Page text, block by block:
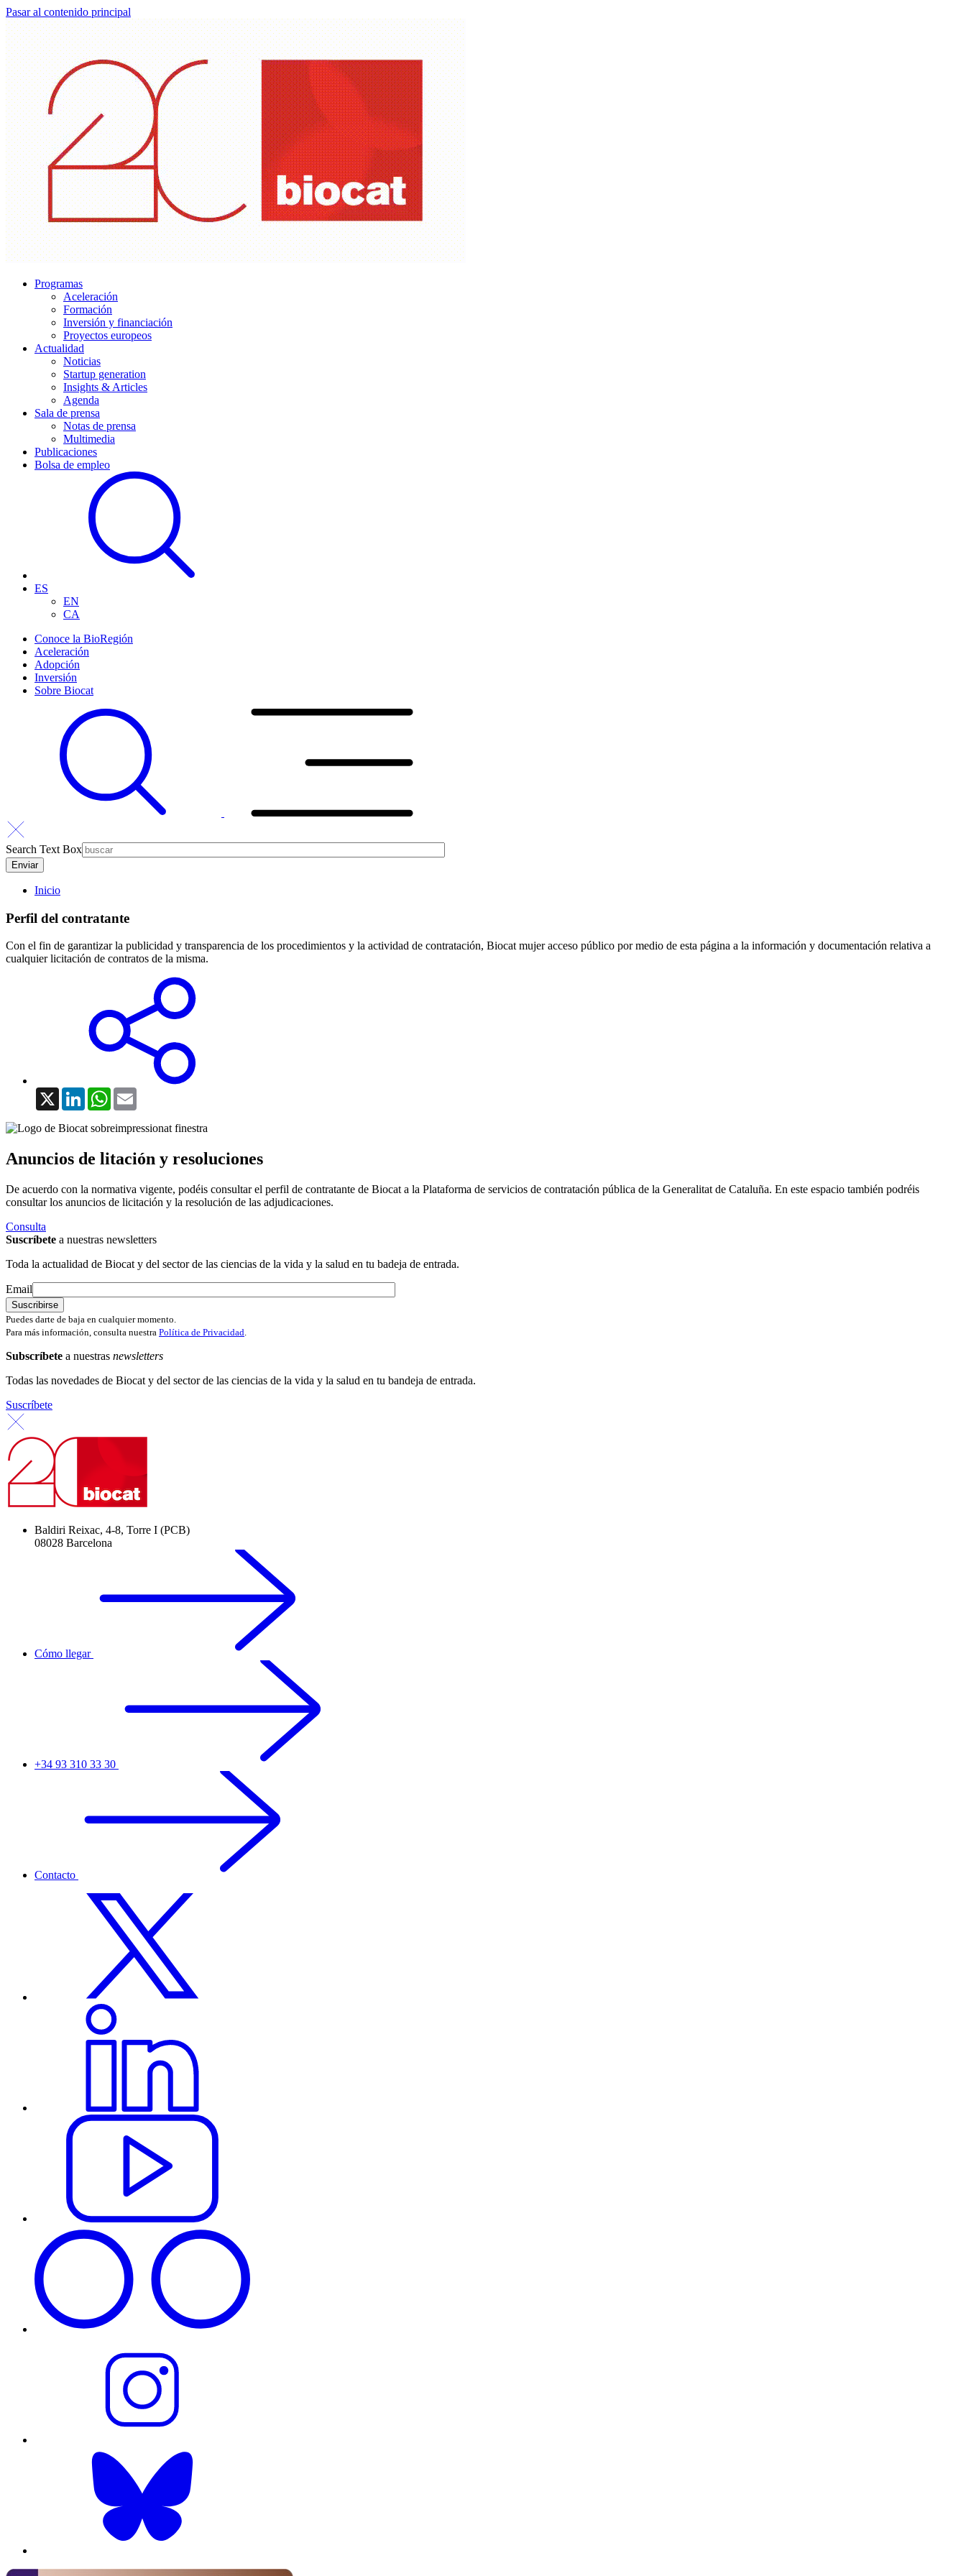
Pasar al contenido principal
Programas
Aceleración
Formación
Inversión y financiación
Proyectos europeos
Actualidad
Noticias
Startup generation
Insights & Articles
Agenda
Sala de prensa
Notas de prensa
Multimedia
Publicaciones
Bolsa de empleo
ES
EN
CA
Conoce la BioRegión
Aceleración
Adopción
Inversión
Sobre Biocat
Search Text Box
Inicio
Perfil del contratante
Con el fin de garantizar la publicidad y transparencia de los procedimientos y la actividad de contratación, Biocat mujer acceso público por medio de esta página a la información y documentación relativa a
cualquier licitación de contratos de la misma.
X LinkedInWhatsApp
Anuncios de litación y resoluciones
De acuerdo con la normativa vigente, podéis consultar el perfil de contratante de Biocat a la Plataforma de servicios de contratación pública de la Generalitat de Cataluña. En este espacio también podréis
consultar los anuncios de licitación y la resolución de las adjudicaciones.
Consulta
Suscríbete a nuestras newsletters
Toda la actualidad de Biocat y del sector de las ciencias de la vida y la salud en tu badeja de entrada.
Email
Puedes darte de baja en cualquier momento.
Para más información, consulta nuestra Política de Privacidad.
Subscríbete a nuestras newsletters
Todas las novedades de Biocat y del sector de las ciencias de la vida y la salud en tu bandeja de entrada.
Suscríbete
Baldiri Reixac, 4-8, Torre I (PCB)
08028 Barcelona
Cómo llegar
+34 93 310 33 30
Contacto